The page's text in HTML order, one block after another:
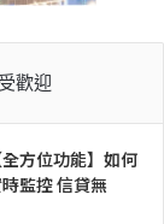
受歡迎
方位功能】如何
監控 信貸無